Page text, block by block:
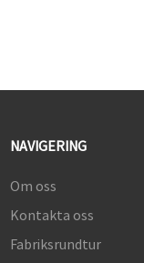
NAVIGERING
Om oss
Kontakta oss
Fabriksrundtur